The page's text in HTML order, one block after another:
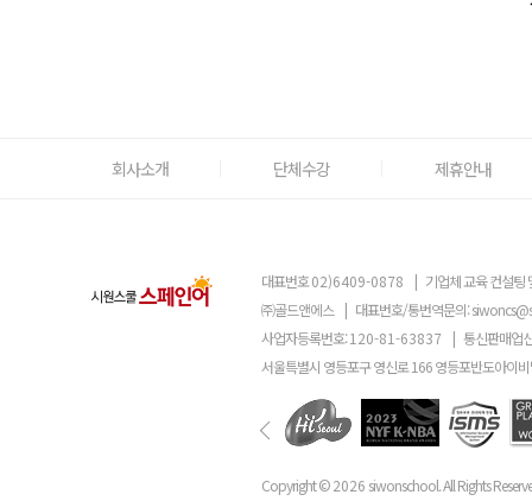
회사소개 단체수강 제휴안내
대표번호02)6409-0878 | 기업체 교육 컨설팅
㈜골드앤에스 | 대표번호/통번역문의:
사업자등록번호:120-81-63837 | 통신판매업
서울특별시 영등포구 영신로 166 영등포반도아이
Copyright ©2026 siwonschool. All Rights